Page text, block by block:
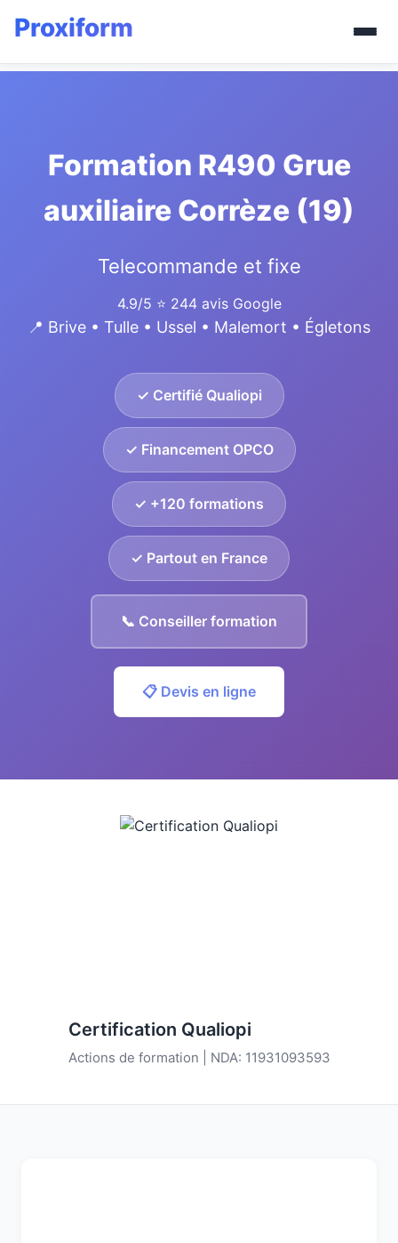
Formation R490 Grue
auxiliaire Corrèze (19)
Telecommande et fixe
4.9/5 ⭐ 244 avis Google
📍 Brive • Tulle • Ussel • Malemort • Égletons
✓ Certifié Qualiopi
✓ Financement OPCO
✓ +120 formations
✓ Partout en France
📞 Conseiller formation
📋 Devis en ligne
Certification Qualiopi
Actions de formation | NDA: 11931093593